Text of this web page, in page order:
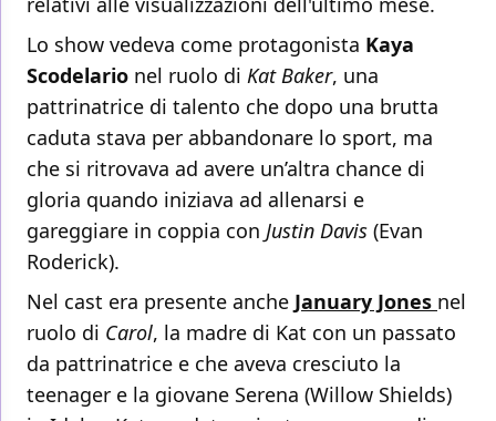
Lo show vedeva come protagonista Kaya
Scodelario nel ruolo di Kat Baker, una
pattrinatrice di talento che dopo una brutta
caduta stava per abbandonare lo sport, ma
che si ritrovava ad avere un’altra chance di
gloria quando iniziava ad allenarsi e
gareggiare in coppia con Justin Davis (Evan
Roderick).
Nel cast era presente anche January Jones nel
ruolo di Carol, la madre di Kat con un passato
da pattrinatrice e che aveva cresciuto la
teenager e la giovane Serena (Willow Shields)